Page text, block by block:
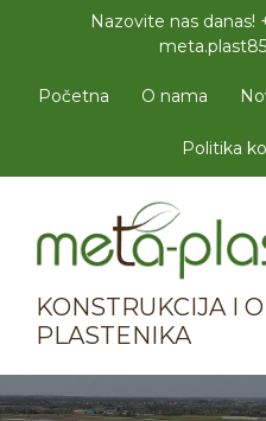
Nazovite nas danas!
Početna O nama
Politika
KONSTRUKCIJA I
PLASTENIKA